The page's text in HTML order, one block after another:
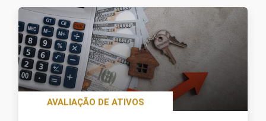
AVALIAÇÃO DE ATIVOS